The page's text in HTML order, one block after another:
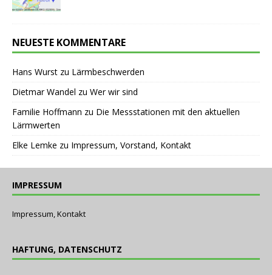
NEUESTE KOMMENTARE
Hans Wurst zu Lärmbeschwerden
Dietmar Wandel zu Wer wir sind
Familie Hoffmann zu Die Messstationen mit den aktuellen
Lärmwerten
Elke Lemke zu Impressum, Vorstand, Kontakt
IMPRESSUM
Impressum, Kontakt
HAFTUNG, DATENSCHUTZ